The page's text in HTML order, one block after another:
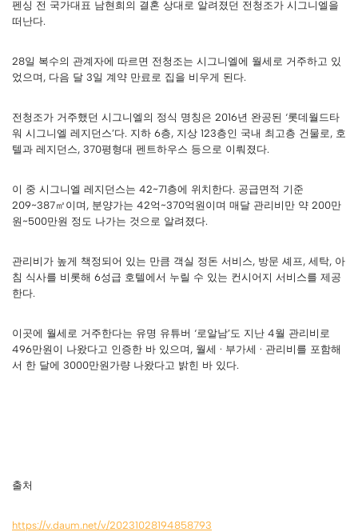
펜싱 전 국가대표 남현희의 결혼 상대로 알려졌던 전청조가 시그니엘을
떠난다.
28일 복수의 관계자에 따르면 전청조는 시그니엘에 월세로 거주하고 있
었으며, 다음 달 3일 계약 만료로 집을 비우게 된다.
전청조가 거주했던 시그니엘의 정식 명칭은 2016년 완공된 ‘롯데월드타
워 시그니엘 레지던스’다. 지하 6층, 지상 123층인 국내 최고층 건물로, 호
텔과 레지던스, 370평형대 펜트하우스 등으로 이뤄졌다.
이 중 시그니엘 레지던스는 42~71층에 위치한다. 공급면적 기준
209~387㎡이며, 분양가는 42억~370억원이며 매달 관리비만 약 200만
원~500만원 정도 나가는 것으로 알려졌다.
관리비가 높게 책정되어 있는 만큼 객실 정돈 서비스, 방문 셰프, 세탁, 아
침 식사를 비롯해 6성급 호텔에서 누릴 수 있는 컨시어지 서비스를 제공
한다.
이곳에 월세로 거주한다는 유명 유튜버 ‘로알남’도 지난 4월 관리비로
496만원이 나왔다고 인증한 바 있으며, 월세 · 부가세 · 관리비를 포함해
서 한 달에 3000만원가량 나왔다고 밝힌 바 있다.
출처
https://v.daum.net/v/20231028194858793